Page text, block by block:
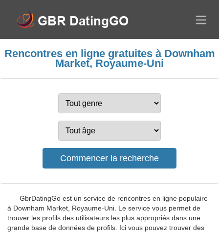
Rencontres en ligne gratuites à Downham
Market, Royaume-Uni
GbrDatingGo est un service de rencontres en ligne populaire
à Downham Market, Royaume-Uni. Le service vous permet de
trouver les profils des utilisateurs les plus appropriés dans une
grande base de données de profils. Ici vous pouvez trouver des